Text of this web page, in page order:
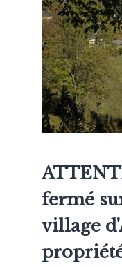
fermé
village